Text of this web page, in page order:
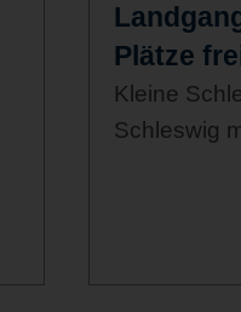
Plätze
Kleine
Schleswig